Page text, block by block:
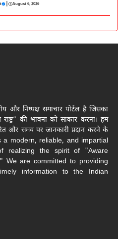
| August 6, 2026
और निष्पक्ष समाचार पोर्टल है जिसका
की भावना को साकार करना। हम
और समय पर जानकारी प्रदान करने के
a modern, reliable, and impartial
realizing the spirit of "Aware
We are committed to providing
information to the Indian